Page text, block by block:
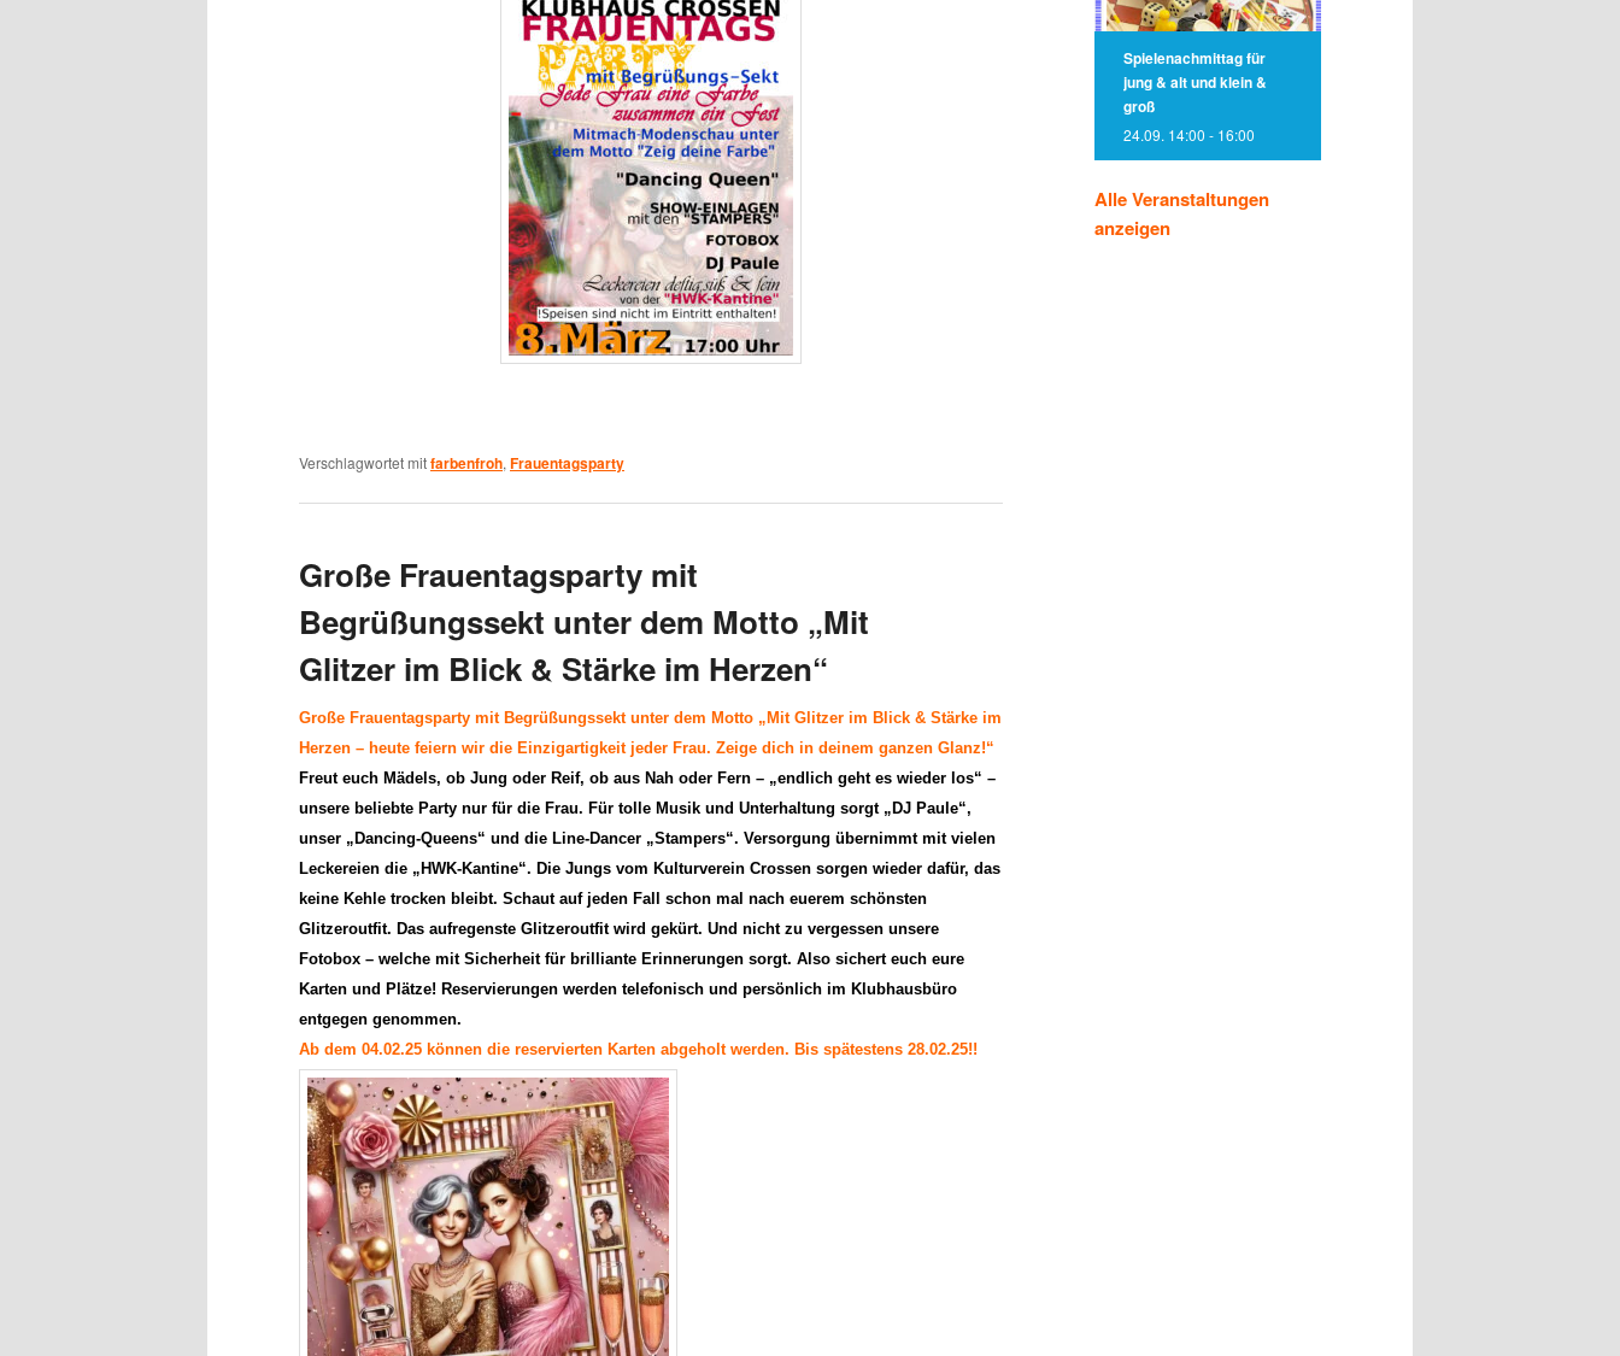
Verschlagwortet mitfarbenfroh, Frauentagsparty
Große Frauentagsparty mit
Begrüßungssekt unter dem Motto „Mit
Glitzer im Blick & Stärke im Herzen“
Große Frauentagsparty mit Begrüßungssekt unter dem Motto „Mit Glitzer im Blick & Stärke im
Herzen – heute feiern wir die Einzigartigkeit jeder Frau. Zeige dich in deinem ganzen Glanz!“
Freut euch Mädels, ob Jung oder Reif, ob aus Nah oder Fern – „endlich geht es wieder los“ –
unsere beliebte Party nur für die Frau. Für tolle Musik und Unterhaltung sorgt „ DJ Paule“,
unser „Dancing-Queens“ und die Line-Dancer „Stampers“. Versorgung übernimmt mit vielen
Leckereien die „HWK-Kantine“. Die Jungs vom Kulturverein Crossen sorgen wieder dafür, das
keine Kehle trocken bleibt. Schaut auf jeden Fall schon mal nach euerem schönsten
Glitzeroutfit. Das aufregenste Glitzeroutfit wird gekürt. Und nicht zu vergessen unsere
Fotobox – welche mit Sicherheit für brilliante Erinnerungen sorgt. Also sichert euch eure
Karten und Plätze! Reservierungen werden telefonisch und persönlich im Klubhausbüro
entgegen genommen.
Ab dem 04.02.25 können die reservierten Karten abgeholt werden. Bis spätestens 28.02.25!!
Spielenachmittag für
jung & alt und klein &
groß
24.09. 14:00 - 16:00
Alle Veranstaltungen
anzeigen